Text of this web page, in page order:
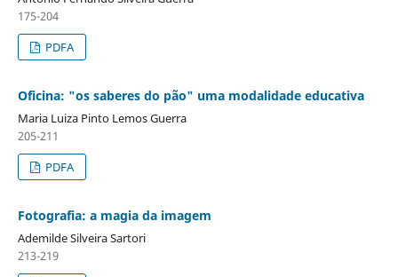
175-204
PDFA
Oficina: "os saberes do pão" uma modalidade educativa
Maria Luiza Pinto Lemos Guerra
205-211
PDFA
Fotografia: a magia da imagem
Ademilde Silveira Sartori
213-219